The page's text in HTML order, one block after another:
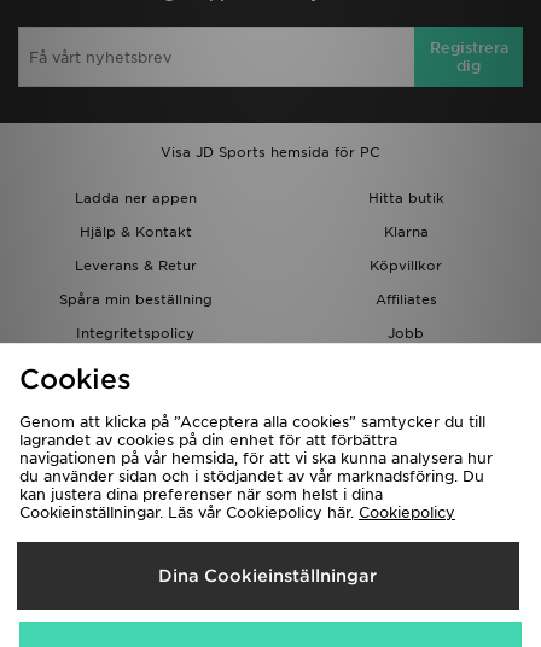
Registrera
dig
Visa JD Sports hemsida för PC
Ladda ner appen
Hitta butik
Hjälp & Kontakt
Klarna
Leverans & Retur
Köpvillkor
Spåra min beställning
Affiliates
Integritetspolicy
Jobb
JD-bloggen
Levererar Till
Sverige
Cookies
Genom att klicka på ”Acceptera alla cookies” samtycker du till
lagrandet av cookies på din enhet för att förbättra
navigationen på vår hemsida, för att vi ska kunna analysera hur
du använder sidan och i stödjandet av vår marknadsföring. Du
kan justera dina preferenser när som helst i dina
Cookieinställningar. Läs vår Cookiepolicy här. Cookiepolicy
Dina Cookieinställningar